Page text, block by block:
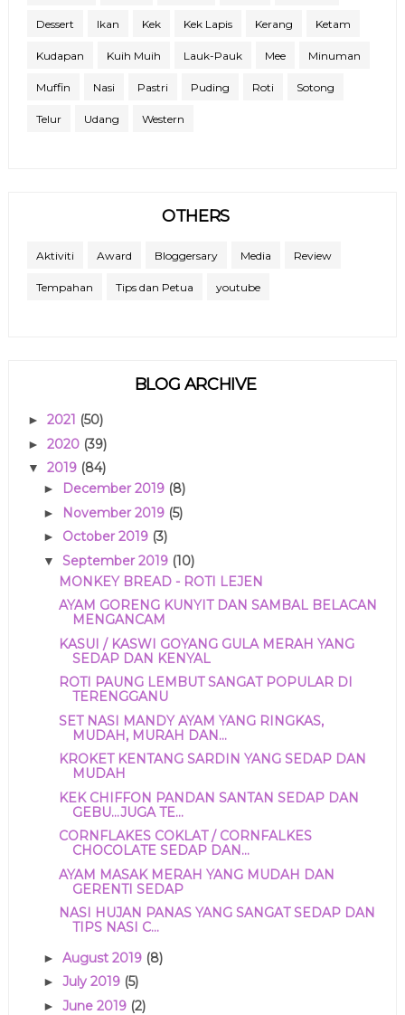
Dessert Ikan Kek Kek Lapis Kerang Ketam
Kudapan Kuih Muih Lauk-Pauk Mee Minuman
Muffin Nasi Pastri Puding Roti Sotong
Telur Udang Western
OTHERS
Aktiviti Award Bloggersary Media Review
Tempahan Tips dan Petua youtube
BLOG ARCHIVE
► 2021 (50)
► 2020 (39)
▼ 2019 (84)
► December 2019 (8)
► November 2019 (5)
► October 2019 (3)
▼ September 2019 (10)
MONKEY BREAD - ROTI LEJEN
AYAM GORENG KUNYIT DAN SAMBAL BELACAN
MENGANCAM
KASUI / KASWI GOYANG GULA MERAH YANG
SEDAP DAN KENYAL
ROTI PAUNG LEMBUT SANGAT POPULAR DI
TERENGGANU
SET NASI MANDY AYAM YANG RINGKAS,
MUDAH, MURAH DAN...
KROKET KENTANG SARDIN YANG SEDAP DAN
MUDAH
KEK CHIFFON PANDAN SANTAN SEDAP DAN
GEBU...JUGA TE...
CORNFLAKES COKLAT / CORNFALKES
CHOCOLATE SEDAP DAN...
AYAM MASAK MERAH YANG MUDAH DAN
GERENTI SEDAP
NASI HUJAN PANAS YANG SANGAT SEDAP DAN
TIPS NASI C...
► August 2019 (8)
► July 2019 (5)
► June 2019 (2)